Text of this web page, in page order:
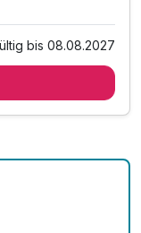
mit
20 Uhr (im
bis 08.08.2027